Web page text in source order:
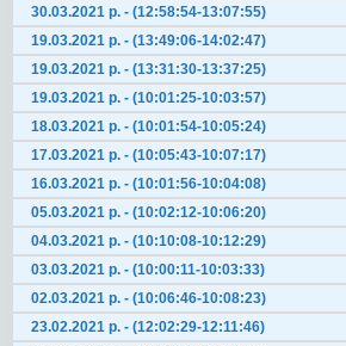
30.03.2021 р. - (12:58:54-13:07:55)
19.03.2021 р. - (13:49:06-14:02:47)
19.03.2021 р. - (13:31:30-13:37:25)
19.03.2021 р. - (10:01:25-10:03:57)
18.03.2021 р. - (10:01:54-10:05:24)
17.03.2021 р. - (10:05:43-10:07:17)
16.03.2021 р. - (10:01:56-10:04:08)
05.03.2021 р. - (10:02:12-10:06:20)
04.03.2021 р. - (10:10:08-10:12:29)
03.03.2021 р. - (10:00:11-10:03:33)
02.03.2021 р. - (10:06:46-10:08:23)
23.02.2021 р. - (12:02:29-12:11:46)